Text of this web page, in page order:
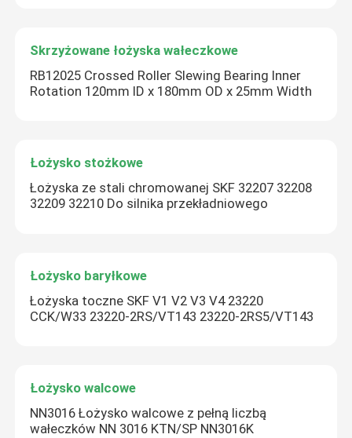
Skrzyżowane łożyska wałeczkowe
RB12025 Crossed Roller Slewing Bearing Inner
Rotation 120mm ID x 180mm OD x 25mm Width
Łożysko stożkowe
Łożyska ze stali chromowanej SKF 32207 32208
32209 32210 Do silnika przekładniowego
Łożysko baryłkowe
Łożyska toczne SKF V1 V2 V3 V4 23220
CCK/W33 23220-2RS/VT143 23220-2RS5/VT143
Łożysko walcowe
NN3016 Łożysko walcowe z pełną liczbą
wałeczków NN 3016 KTN/SP NN3016K